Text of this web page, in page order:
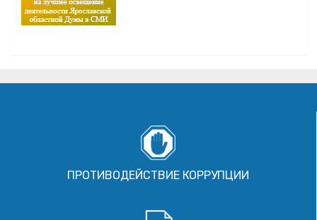
ПРОТИВОДЕЙСТВИЕ КОРРУПЦИИ